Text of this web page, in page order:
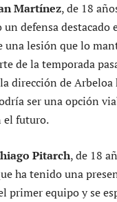
Martínez, de 18
defensa destacado
una lesión que lo
de la temporada
dirección de
ser una opción
el futuro.
Pitarch, de 18
ha tenido una
primer equipo y se